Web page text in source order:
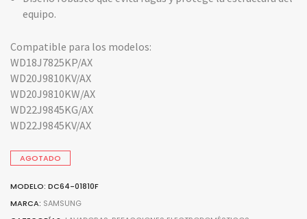
equipo.
Compatible para los modelos:
WD18J7825KP/AX
WD20J9810KV/AX
WD20J9810KW/AX
WD22J9845KG/AX
WD22J9845KV/AX
AGOTADO
MODELO: DC64-01810F
MARCA: SAMSUNG